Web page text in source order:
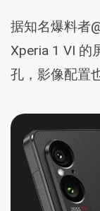
据知名爆料者
Xperia 1 VI 的
孔，影像配置